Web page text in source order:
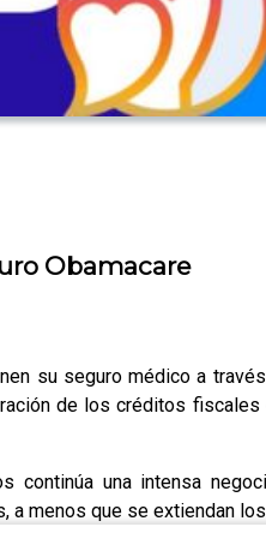
Obamacare
su seguro médico a
de los créditos
continúa una intensa
menos que se extiendan